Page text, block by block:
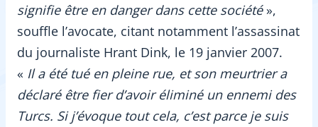
signifie être en danger dans cette société »,
souffle l’avocate, citant notamment l’assassinat
du journaliste Hrant Dink, le 19 janvier 2007.
« Il a été tué en pleine rue, et son meurtrier a
déclaré être fier d’avoir éliminé un ennemi des
Turcs. Si j’évoque tout cela, c’est parce je suis